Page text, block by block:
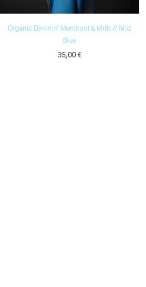
Organic Denim // Merchant & Mills // Mid
Blue
35,00 €